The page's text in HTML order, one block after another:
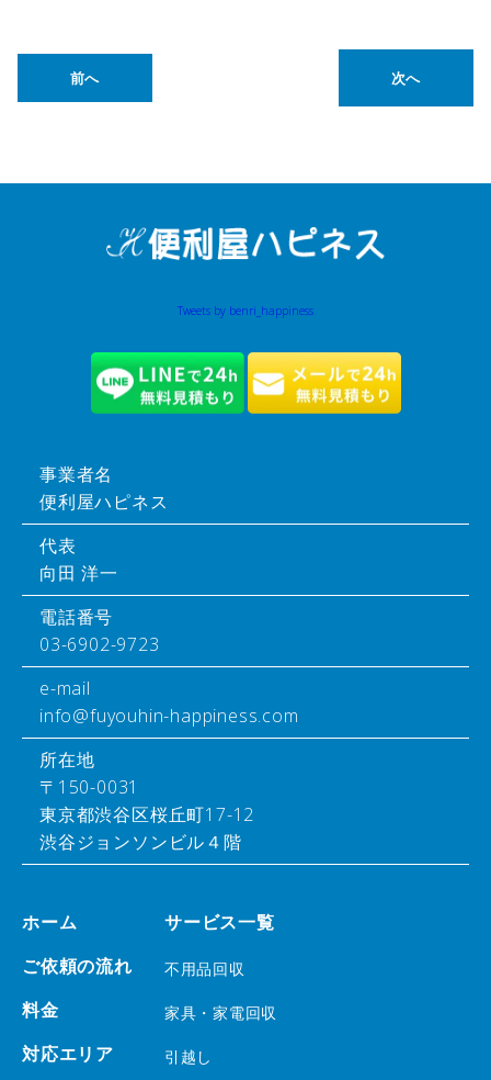
前へ 次へ
Tweets by benri_happiness
事業者名
便利屋ハピネス
代表
向田 洋一
電話番号
03-6902-9723
e-mail
info@fuyouhin-happiness.com
所在地
〒150-0031
東京都渋谷区桜丘町17-12
渋谷ジョンソンビル４階
ホーム
ご依頼の流れ
料金
対応エリア
サービス一覧
不用品回収
家具・家電回収
引越し